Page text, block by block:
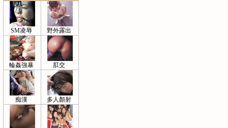
SM凌辱 野外露出
輪姦強暴 肛交
痴漢 多人顏射